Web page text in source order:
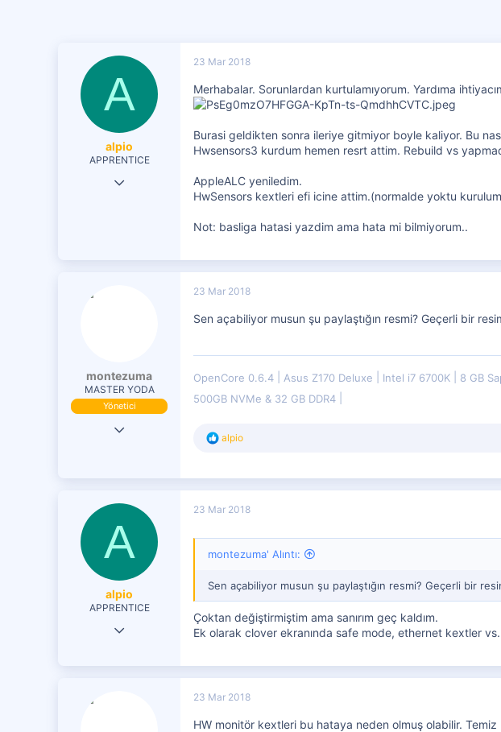
A
alpio
APPRENTICE
3 Ara 2017
23 Mar 2018
Merhabalar. Sorunlardan kurtulamıyorum. Yardıma
Burasi geldikten sonra ileriye gitmiyor boyle kaliyor. Bu
Hwsensors3 kurdum hemen resrt attim. Rebuild vs
AppleALC yeniledim.
HwSensors kextleri efi icine attim.(normalde yoktu
Not: basliga hatasi yazdim ama hata mi bilmiyorum..
montezuma
MASTER YODA
Yönetici
19 Eki 2016
23 Mar 2018
Sen açabiliyor musun şu paylaştığın resmi? Geçerli bir
OpenCore 0.6.4 Asus Z170 Deluxe Intel i7 6700K 8 GB
500GB NVMe & 32 GB DDR4
T
k
i
e
:
alpio
A
alpio
APPRENTICE
3 Ara 2017
23 Mar 2018
montezuma' Alıntı:
Sen açabiliyor musun şu paylaştığın resmi? Geçerli bir
Çoktan değiştirmiştim ama sanırım geç kaldım.
Ek olarak clover ekranında safe mode, ethernet kextler
23 Mar 2018
HW monitör kextleri bu hataya neden olmuş olabilir.